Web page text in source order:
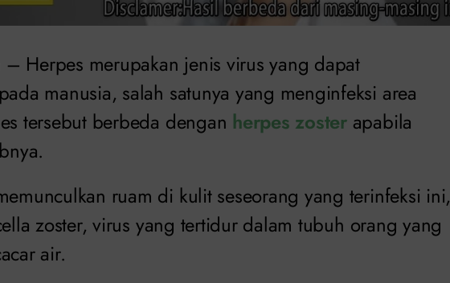
– Herpes merupakan jenis virus yang dapat
manusia, salah satunya yang menginfeksi area
tersebut berbeda dengan herpes zoster apabila
ruam di kulit seseorang yang terinfeksi ini,
zoster, virus yang tertidur dalam tubuh orang yang
air.